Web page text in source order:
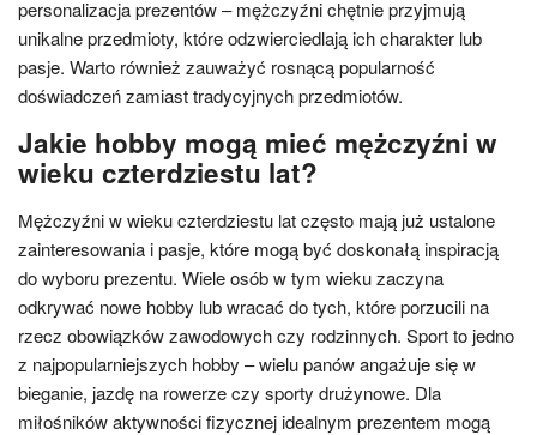
personalizacja prezentów – mężczyźni chętnie przyjmują
unikalne przedmioty, które odzwierciedlają ich charakter lub
pasje. Warto również zauważyć rosnącą popularność
doświadczeń zamiast tradycyjnych przedmiotów.
Jakie hobby mogą mieć mężczyźni w
wieku czterdziestu lat?
Mężczyźni w wieku czterdziestu lat często mają już ustalone
zainteresowania i pasje, które mogą być doskonałą inspiracją
do wyboru prezentu. Wiele osób w tym wieku zaczyna
odkrywać nowe hobby lub wracać do tych, które porzucili na
rzecz obowiązków zawodowych czy rodzinnych. Sport to jedno
z najpopularniejszych hobby – wielu panów angażuje się w
bieganie, jazdę na rowerze czy sporty drużynowe. Dla
miłośników aktywności fizycznej idealnym prezentem mogą